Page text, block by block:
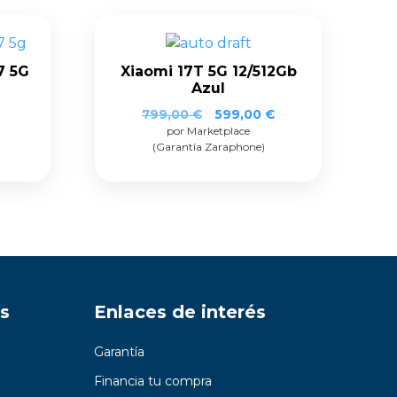
5G
Xiaomi 17T 5G 12/512Gb
Azul
799,00€
El
precio
original
599,00 €El
por Marketplace
(Garantía Zaraphone)
Enlaces de interés
Garantía
Financia tu compra